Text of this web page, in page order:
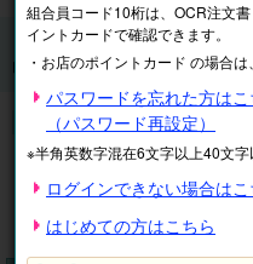
くらしのサービス 新成
印 (10.5mm丸)
手仕上げ印章 認印
組合員コード10桁は、OCR注文
イントカードで確認できます。
・お店のポイントカード の場合
パスワードを忘れた方はこ
（パスワード再設定）
※半角英数字混在6文字以上40文字
ログインできない場合はこ
はじめての方はこちら